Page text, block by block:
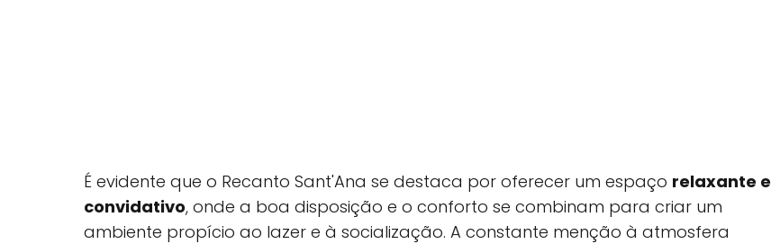
É evidente que o Recanto Sant'Ana se destaca por oferecer um espaço relaxante e
convidativo, onde a boa disposição e o conforto se combinam para criar um
ambiente propício ao lazer e à socialização. A constante menção à atmosfera